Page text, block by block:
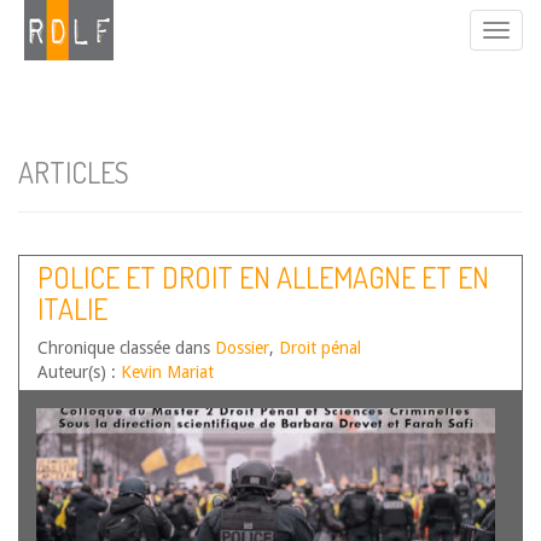
ARTICLES
POLICE ET DROIT EN ALLEMAGNE ET EN
ITALIE
Chronique classée dans Dossier, Droit pénal
Auteur(s) : Kevin Mariat